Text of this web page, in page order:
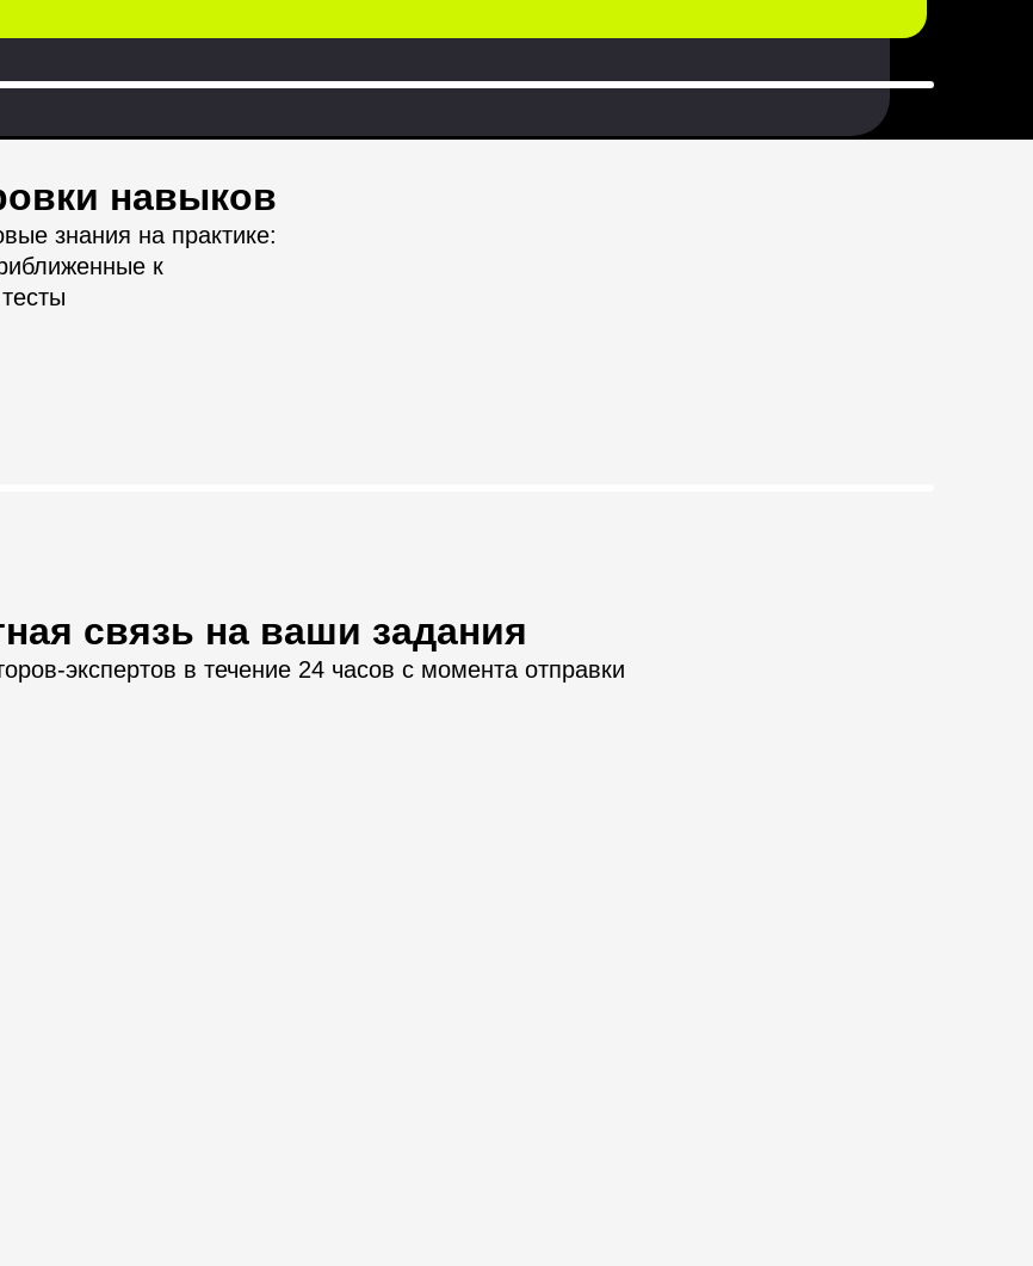
навыков
знания на практике:
к
связь на ваши задания
экспертов в течение 24 часов с момента отправки